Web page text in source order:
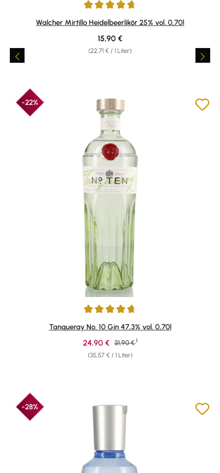
Durchschnittliche Bewertung von 4.73 von 5 Sternen
Walcher Mirtillo Heidelbeerlikör 25% vol. 0,70l
(22,71 € / 1 Liter)
Regulärer Preis:
15,90 €
-22%
Durchschnittliche Bewertung von 4.85 von 5 Sternen
Tanqueray No. 10 Gin 47,3% vol. 0,70l
(35,57 € / 1 Liter)
Verkaufspreis:
24,90 € Regulärer Preis:
31,90 € 1
-28%